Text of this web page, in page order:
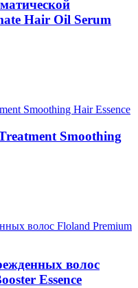
Hair Oil Serum
Smoothing
волос
Essence